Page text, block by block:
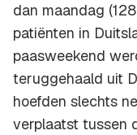
dan maandag
patiënten in
paasweekend
teruggehaald uit
hoefden slechts
verplaatst tussen